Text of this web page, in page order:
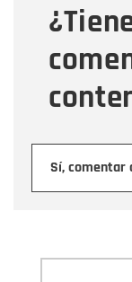
Sí, comentar
Mensaje